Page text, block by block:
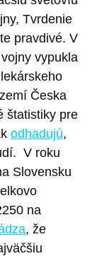
Tvrdenie
pravdivé. V
vypukla
Česka
štatistiky pre
odhadujú,
V roku
Slovensku
na
, že